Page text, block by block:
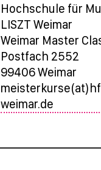
Hochschule für
LISZT Weimar
Weimar Master
Postfach 2552
99406 Weimar
weimar.de